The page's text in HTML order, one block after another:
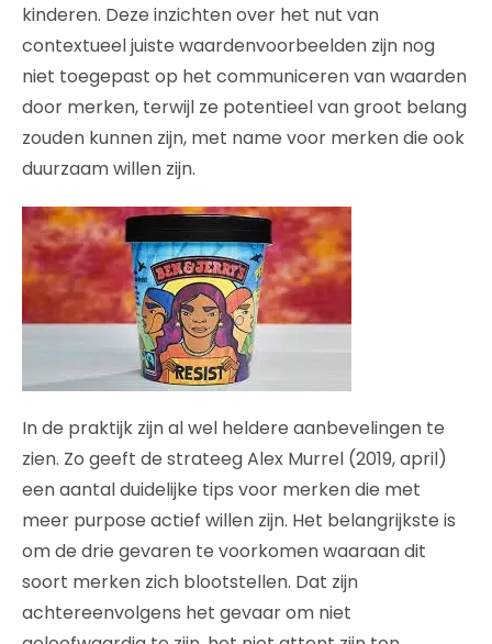
kinderen. Deze inzichten over het nut van
contextueel juiste waardenvoorbeelden zijn nog
niet toegepast op het communiceren van waarden
door merken, terwijl ze potentieel van groot belang
zouden kunnen zijn, met name voor merken die ook
duurzaam willen zijn.
In de praktijk zijn al wel heldere aanbevelingen te
zien. Zo geeft de strateeg Alex Murrel (2019, april)
een aantal duidelijke tips voor merken die met
meer purpose actief willen zijn. Het belangrijkste is
om de drie gevaren te voorkomen waaraan dit
soort merken zich blootstellen. Dat zijn
achtereenvolgens het gevaar om niet